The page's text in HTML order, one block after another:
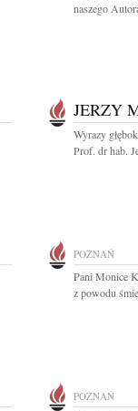
naszego
JERZY
Wyrazy
Prof. dr hab.
POZNAŃ
Pani Monice
z powodu
POZNAŃ